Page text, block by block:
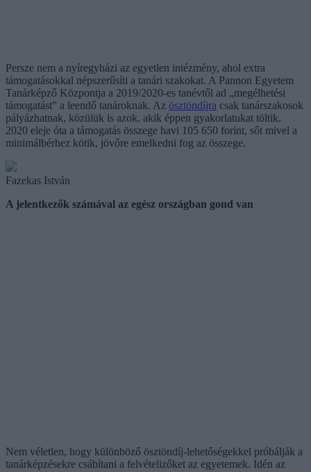
Persze nem a nyíregyházi az egyetlen intézmény, ahol extra
támogatásokkal népszerűsíti a tanári szakokat. A Pannon Egyetem
Tanárképző Központja a 2019/2020-es tanévtől ad „megélhetési
támogatást” a leendő tanároknak. Az ösztöndíjra csak tanárszakosok
pályázhatnak, közülük is azok, akik éppen gyakorlatukat töltik.
2020 eleje óta a támogatás összege havi 105 650 forint, sőt mivel a
minimálbérhez kötik, jövőre emelkedni fog az összege.
Fazekas István
A jelentkezők számával az egész országban gond van
Nem véletlen, hogy különböző ösztöndíj-lehetőségekkel próbálják a
tanárképzésekre csábítani a felvételizőket az egyetemek. Idén az